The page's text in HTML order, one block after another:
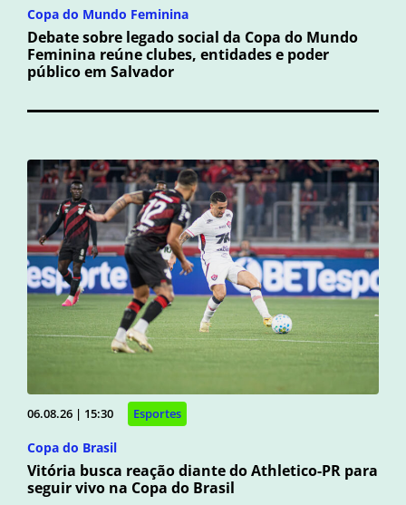
Copa do Mundo Feminina
Debate sobre legado social da Copa do Mundo
Feminina reúne clubes, entidades e poder
público em Salvador
06.08.26 | 15:30 Esportes
Copa do Brasil
Vitória busca reação diante do Athletico-PR para
seguir vivo na Copa do Brasil